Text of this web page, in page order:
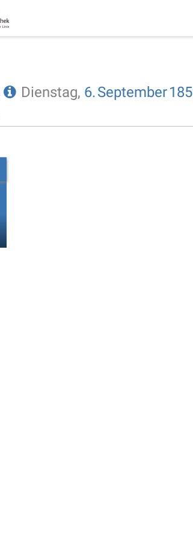
Dienstag, 6.September